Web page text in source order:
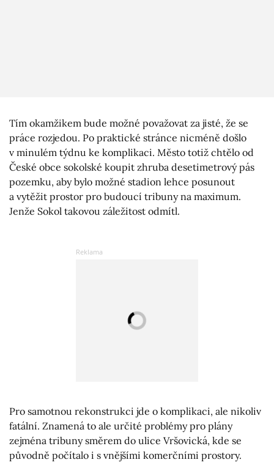
Tím okamžikem bude možné považovat za jisté, že se
práce rozjedou. Po praktické stránce nicméně došlo
v minulém týdnu ke komplikaci. Město totiž chtělo od
České obce sokolské koupit zhruba desetimetrový pás
pozemku, aby bylo možné stadion lehce posunout
a vytěžit prostor pro budoucí tribuny na maximum.
Jenže Sokol takovou záležitost odmítl.
Pro samotnou rekonstrukci jde o komplikaci, ale nikoliv
fatální. Znamená to ale určité problémy pro plány
zejména tribuny směrem do ulice Vršovická, kde se
původně počítalo i s vnějšími komerčními prostory.